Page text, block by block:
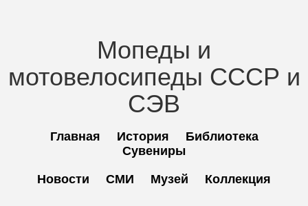
Мопеды и
мотовелосипеды СССР и
СЭВ
Главная История
Библиотека
Сувениры
Новости
СМИ Музей Коллекция